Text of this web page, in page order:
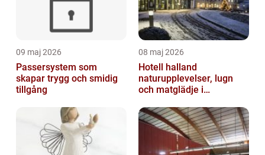
09 maj 2026
Passersystem som
skapar trygg och smidig
tillgång
08 maj 2026
Hotell halland
naturupplevelser, lugn
och matglädje i